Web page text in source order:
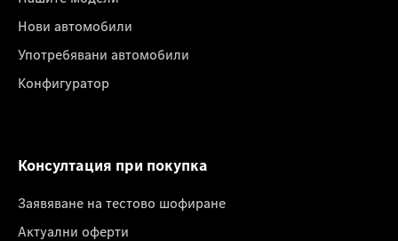
Нови автомобили
Употребявани автомобили
Конфигуратор
Консултация при покупка
Заявяване на тестово шофиране
Актуални оферти